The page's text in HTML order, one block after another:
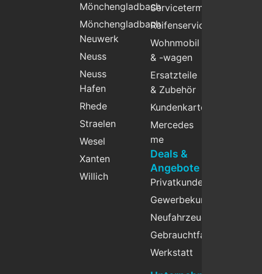
Mönchengladbach
Mönchengladbach
Neuwerk
Neuss
Neuss
Hafen
Rhede
Straelen
Wesel
Xanten
Willich
Servicetermin
Reifenservice
Wohnmobil
& -wagen
Ersatzteile
& Zubehör
Kundenkarte
Mercedes
me
Deals &
Angebote
Privatkunden
Gewerbekunden
Neufahrzeuge
Gebrauchtfahrzeuge
Werkstatt